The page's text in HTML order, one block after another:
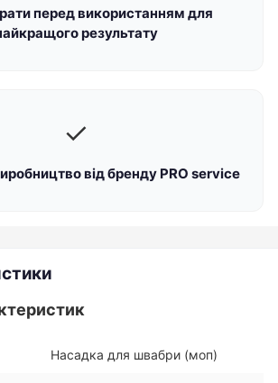
перед використанням для
результату
✓
від бренду PRO service
Насадка для швабри (моп)